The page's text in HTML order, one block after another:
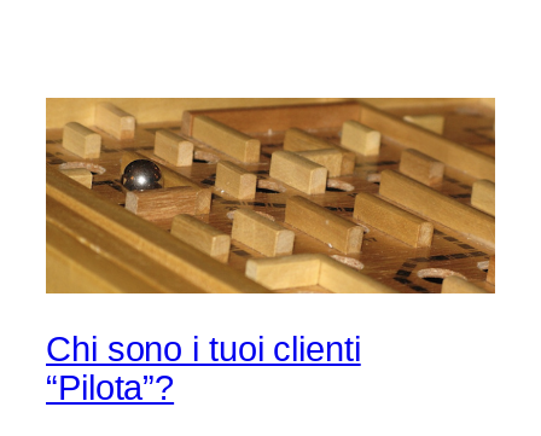
Chi sono i tuoi clienti
“Pilota”?